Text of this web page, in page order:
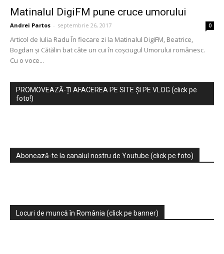
Matinalul DigiFM pune cruce umorului
Andrei Partos - septembrie 26, 2017 0
Articol de Iulia Radu În fiecare zi la Matinalul DigiFM, Beatrice,
Bogdan și Cătălin bat câte un cui în coșciugul Umorului românesc.
Cu o voce...
PROMOVEAZĂ-ȚI AFACEREA PE SITE ȘI PE VLOG (click pe
foto!)
Abonează-te la canalul nostru de Youtube (click pe foto)
Locuri de muncă în România (click pe banner)